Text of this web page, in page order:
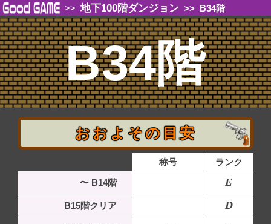
>> 地下100階ダンジョン >> B34階
B34階
おおよその目安
称号
ランク
〜 B14階
E
B15階クリア D